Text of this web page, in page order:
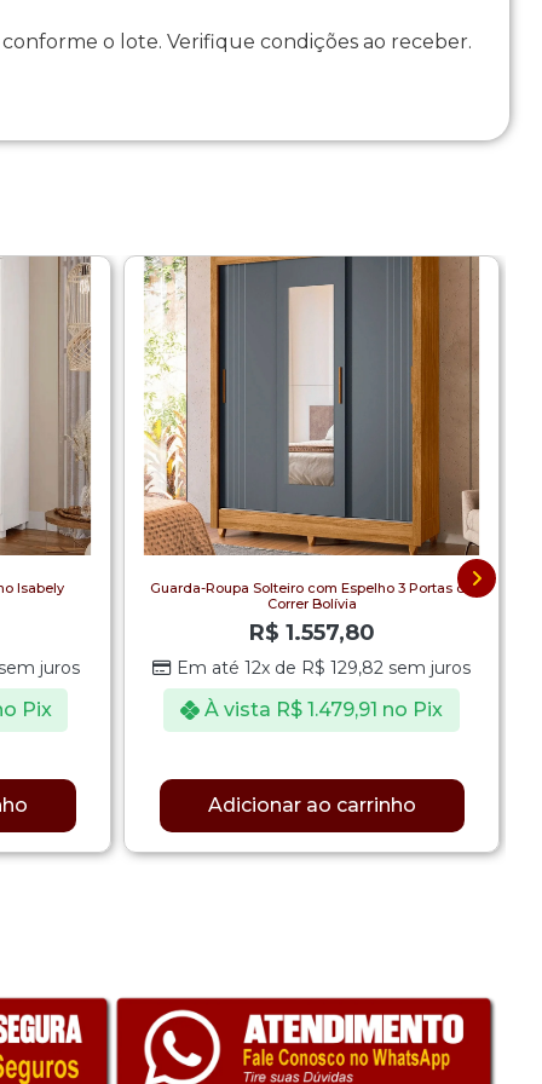
o lote. Verifique condições ao receber.
Isabely
juros
Pix
Guarda-Roupa Solteiro com Espelho 3 Portas de
Correr Bolívia
R$ 1.557,80
Em até 12x de R$ 129,82 sem juros
À vista R$ 1.479,91 no Pix
Adicionar ao carrinho